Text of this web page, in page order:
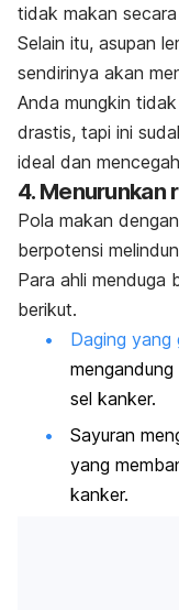
tidak makan
Selain itu, asupan
sendirinya akan
Anda mungkin
drastis, tapi ini
ideal dan mencegah
4. Menurunkan
Pola makan
berpotensi
Para ahli menduga
berikut.
Daging yang
sel kanker.
Sayuran
yang
kanker.